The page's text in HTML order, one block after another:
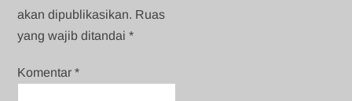
akan dipublikasikan. Ruas
yang wajib ditandai*
Komentar*